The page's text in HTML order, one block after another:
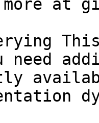
more at
need